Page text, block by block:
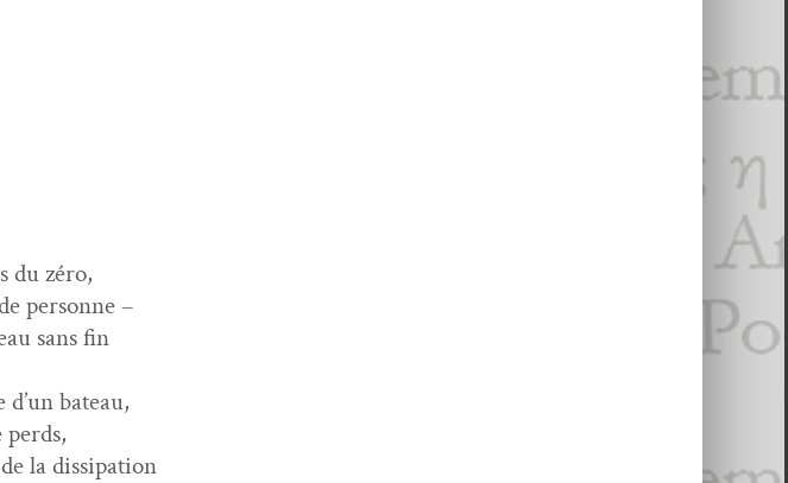
du zéro,
personne –
sans fin
bateau,
la dissipation